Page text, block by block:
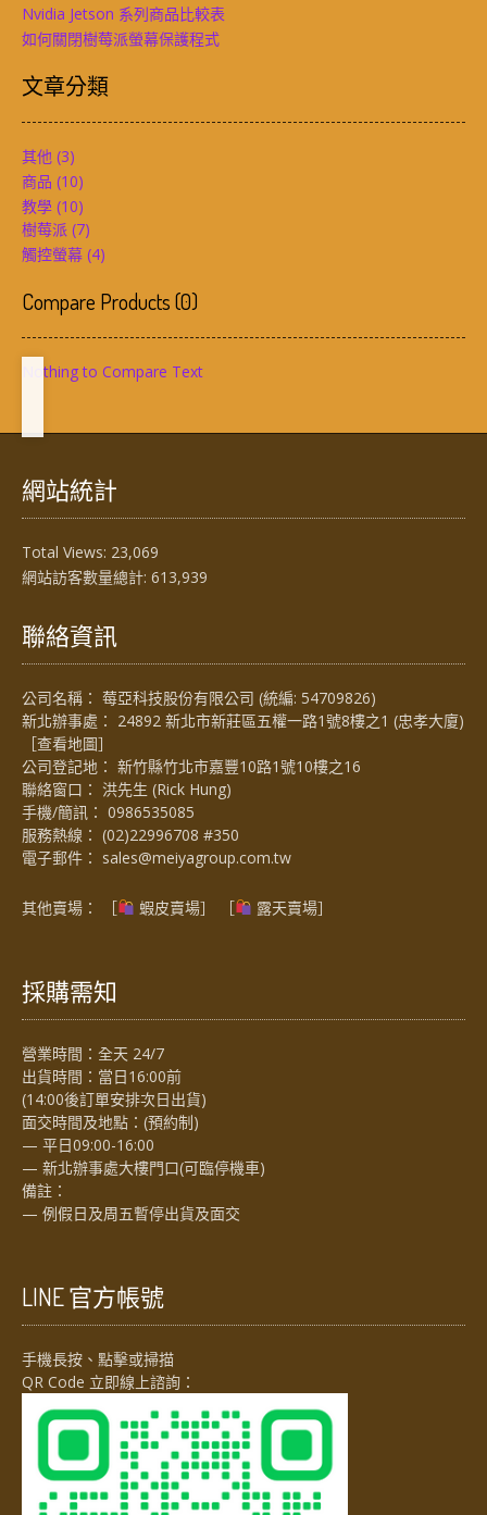
Nvidia Jetson 系列商品比較表
如何關閉樹莓派螢幕保護程式
文章分類
其他 (3)
商品 (10)
教學 (10)
樹莓派 (7)
觸控螢幕 (4)
Compare Products(0)
Nothing to Compare Text
網站統計
Total Views: 23,069
網站訪客數量總計: 613,939
聯絡資訊
公司名稱： 莓亞科技股份有限公司 (統編: 54709826)
新北辦事處： 24892 新北市新莊區五權一路1號8樓之1 (忠孝大廈)
［查看地圖］
公司登記地： 新竹縣竹北市嘉豐10路1號10樓之16
聯絡窗口： 洪先生 (Rick Hung)
手機/簡訊： 0986535085
服務熱線： (02)22996708 #350
電子郵件： sales@meiyagroup.com.tw
其他賣場： ［ 蝦皮賣場］ ［ 露天賣場］
採購需知
營業時間：全天 24/7
出貨時間：當日16:00前
(14:00後訂單安排次日出貨)
面交時間及地點：(預約制)
— 平日09:00-16:00
— 新北辦事處大樓門口(可臨停機車)
備註：
— 例假日及周五暫停出貨及面交
LINE 官方帳號
手機長按、點擊或掃描
QR Code 立即線上諮詢：